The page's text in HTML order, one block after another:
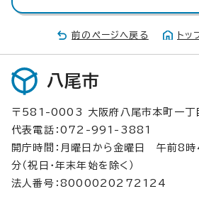
前のページへ戻る トッ
八尾市
〒581-0003 大阪府八尾市本町一丁
代表電話：072-991-3881
開庁時間：月曜日から金曜日 午前8
分（祝日・年末年始を除く）
法人番号：8000020272124